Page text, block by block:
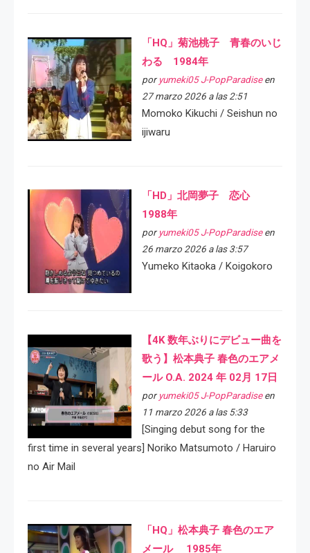
「HQ」菊池桃子 青春のいじ
わる 1984年
por yumeki05 J-PopParadiseen
27 marzo 2026 a las 2:51
Momoko Kikuchi / Seishun no
ijiwaru
「HD」北岡夢子 恋心
1988年
por yumeki05 J-PopParadiseen
26 marzo 2026 a las 3:57
Yumeko Kitaoka / Koigokoro
【4K 数年ぶりにデビュー曲を
歌う】松本典子 春色のエアメ
ール O.A. 2024 年 02月 17日
por yumeki05 J-PopParadiseen
11 marzo 2026 a las 5:33
[Singing debut song for the
first time in several years] Noriko Matsumoto / Haruiro
no Air Mail
「HQ」松本典子 春色のエア
メール 1985年